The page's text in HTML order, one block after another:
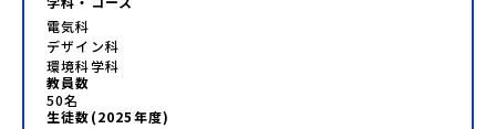
電気科
デザイン科
環境科学科
教員数
50名
生徒数(2025年度)